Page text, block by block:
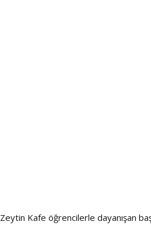
Zeytin Kafe öğrencilerle dayanışan